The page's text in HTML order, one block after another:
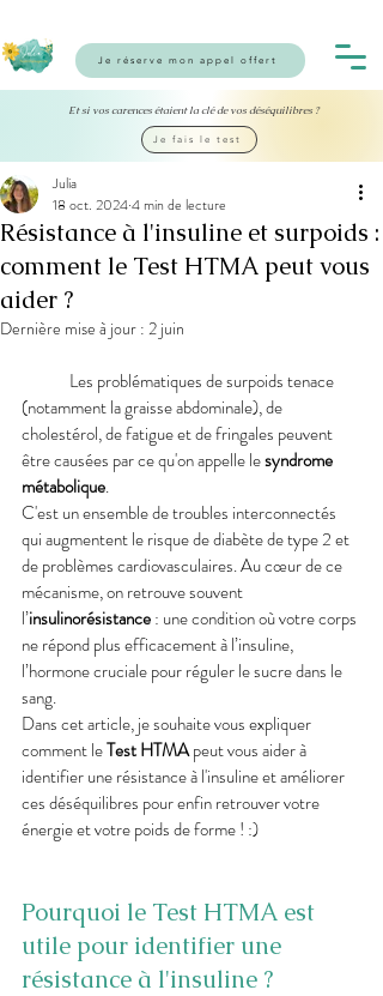
Je réserve mon appel offert
Et si vos carences étaient la clé de vos déséquilibres ?
Je fais le test
Résistance à l'insuline et surpoids :
comment le Test HTMA peut vous
aider ?
Julia
18 oct. 20244 min de lecture
Dernière mise à jour : 2 juin
(notamment la graisse abdominale), de
cholestérol, de fatigue et de fringales peuvent
être causées par ce qu'on appelle le syndrome
métabolique.
C'est un ensemble de troubles interconnectés
qui augmentent le risque de diabète de type 2 et
de problèmes cardiovasculaires. Au cœur de ce
mécanisme, on retrouve souvent
l’insulinorésistance : une condition où votre corps
ne répond plus efficacement à l’insuline,
l’hormone cruciale pour réguler le sucre dans le
sang.
Dans cet article, je souhaite vous expliquer
comment le Test HTMA peut vous aider à
identifier une résistance à l'insuline et améliorer
ces déséquilibres pour enfin retrouver votre
énergie et votre poids de forme ! :)
Pourquoi le Test HTMA est
utile pour identifier une
résistance à l'insuline ?